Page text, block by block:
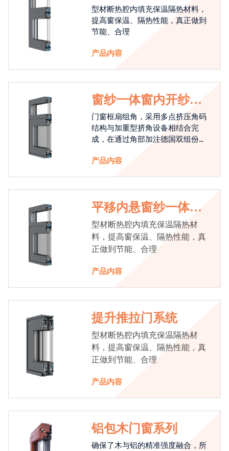
型材断热腔内填充保温隔热材料，
提高窗保温、隔热性能，真正做到
节能、合理
产品内容
窗纱一体窗内开纱外
开系统
门窗框扇组角，采用多点挤压角码
结构与加重型挤角设备相结合完
成，在通过角部加注德国双组份胶
强度，促使窗使用寿命提升5-10
产品内容
平移内悬窗纱一体系
统
型材断热腔内填充保温隔热材
料，提高窗保温、隔热性能，真
正做到节能、合理
产品内容
提升推拉门系统
型材断热腔内填充保温隔热材
料，提高窗保温、隔热性能，真
正做到节能、合理
产品内容
铝包木门窗系列
确保了木与铝的精准强度融合，所